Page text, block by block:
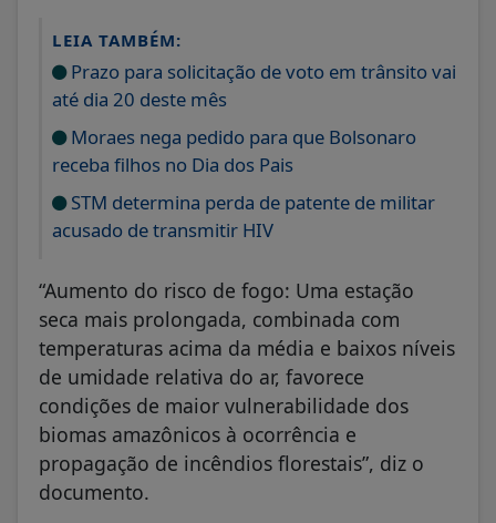
LEIA TAMBÉM:
Prazo para solicitação de voto em trânsito vai
até dia 20 deste mês
Moraes nega pedido para que Bolsonaro
receba filhos no Dia dos Pais
STM determina perda de patente de militar
acusado de transmitir HIV
“Aumento do risco de fogo: Uma estação
seca mais prolongada, combinada com
temperaturas acima da média e baixos níveis
de umidade relativa do ar, favorece
condições de maior vulnerabilidade dos
biomas amazônicos à ocorrência e
propagação de incêndios florestais”, diz o
documento.